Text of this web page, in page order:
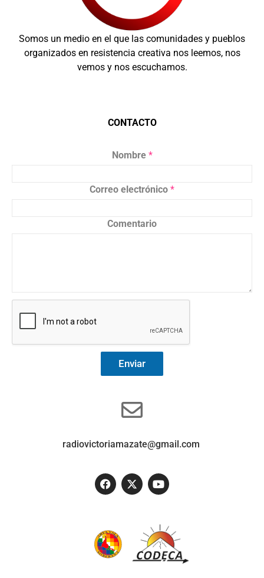
Somos un medio en el que las comunidades y pueblos
organizados en resistencia creativa nos leemos, nos
vemos y nos escuchamos.
CONTACTO
Nombre *
Correo electrónico *
Comentario
Enviar
radiovictoriamazate@gmail.com